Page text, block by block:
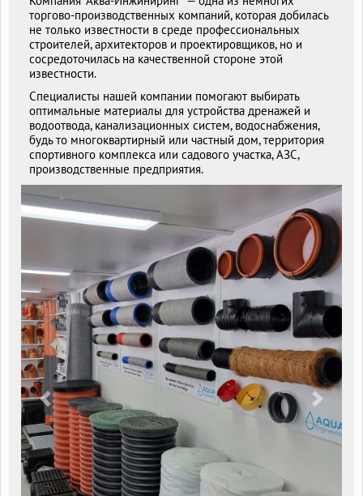
торгово-производственных компаний, которая добилась
не только известности в среде профессиональных
строителей, архитекторов и проектировщиков, но и
сосредоточилась на качественной стороне этой
известности.
Специалисты нашей компании помогают выбирать
оптимальные материалы для устройства дренажей и
водоотвода, канализационных систем, водоснабжения,
будь то многоквартирный или частный дом, территория
спортивного комплекса или садового участка, АЗС,
производственные предприятия.
Previous Next